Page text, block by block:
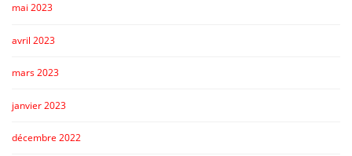
mai 2023
avril 2023
mars 2023
janvier 2023
décembre 2022